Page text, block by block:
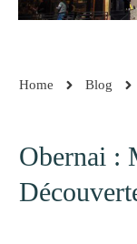
Home Blog
Obernai :